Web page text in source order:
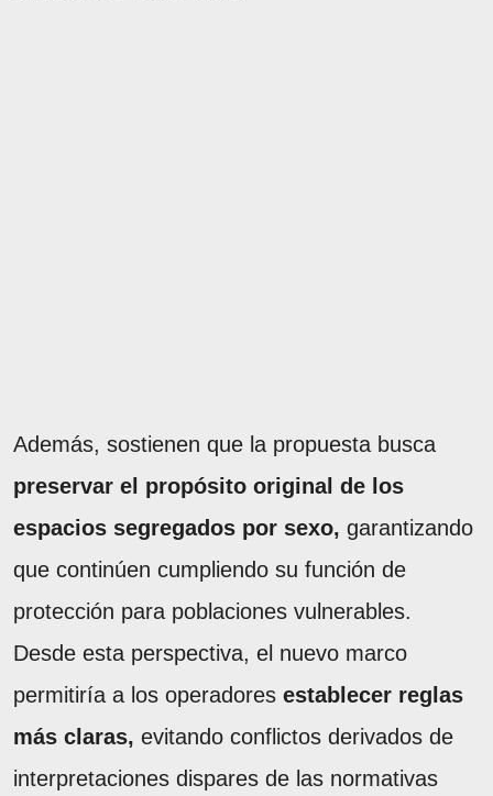
Además, sostienen que la propuesta busca
preservar el propósito original de los
espacios segregados por sexo, garantizando
que continúen cumpliendo su función de
protección para poblaciones vulnerables.
Desde esta perspectiva, el nuevo marco
permitiría a los operadores establecer reglas
más claras, evitando conflictos derivados de
interpretaciones dispares de las normativas